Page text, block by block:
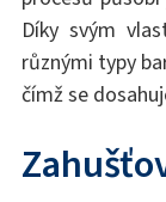
Díky svým
různými typy
čímž se